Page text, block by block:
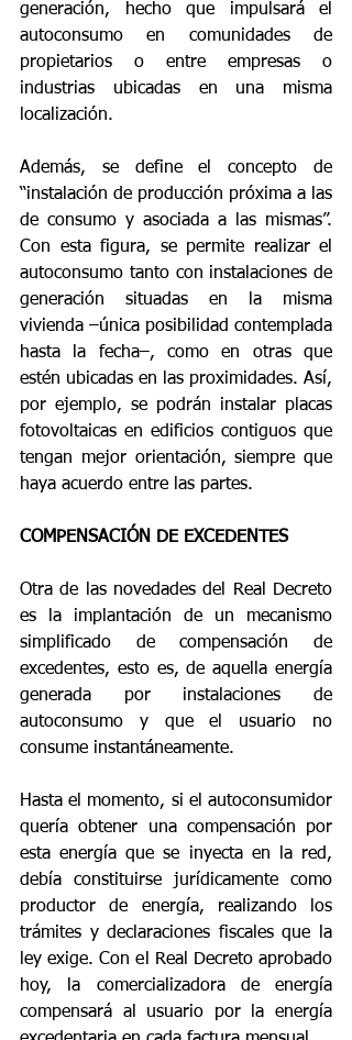
generación, hecho que impulsará el
autoconsumo en comunidades de
propietarios o entre empresas o
industrias ubicadas en una misma
localización.
Además, se define el concepto de
“instalación de producción próxima a las
de consumo y asociada a las mismas”.
Con esta figura, se permite realizar el
autoconsumo tanto con instalaciones de
generación situadas en la misma
vivienda –única posibilidad contemplada
hasta la fecha–, como en otras que
estén ubicadas en las proximidades. Así,
por ejemplo, se podrán instalar placas
fotovoltaicas en edificios contiguos que
tengan mejor orientación, siempre que
haya acuerdo entre las partes.
COMPENSACIÓN DE EXCEDENTES
Otra de las novedades del Real Decreto
es la implantación de un mecanismo
simplificado de compensación de
excedentes, esto es, de aquella energía
generada por instalaciones de
autoconsumo y que el usuario no
consume instantáneamente.
Hasta el momento, si el autoconsumidor
quería obtener una compensación por
esta energía que se inyecta en la red,
debía constituirse jurídicamente como
productor de energía, realizando los
trámites y declaraciones fiscales que la
ley exige. Con el Real Decreto aprobado
hoy, la comercializadora de energía
compensará al usuario por la energía